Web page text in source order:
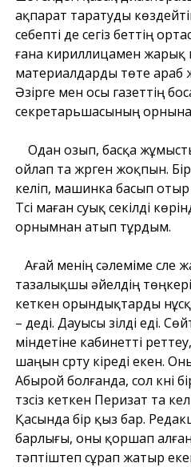
ақпарат таратуды
себепті де сегіз беттің
ғана кириллицамен жарық
материалдарды төте араб
Әзірге мен осы газеттің
секретарьшасының
Одан озып, басқа
ойлап та жүрген жоқпын.
келіп, машинка басып отыр
Түсі маған суық секілді
орнымнан атып тұрдым.
Ағай менің сәлеміме сүле
тазалықшы әйелдің
кеткен орындықтарды
– деді. Дауысы зілді еді.
міндетіне кабинетті
шаңын сүрту кіреді екен.
Абырой болғанда, сол күні
түзсіз кеткен Перизат та
Қасында бір қыз бар.
барлығы, оны қоршап
тәптіштеп сұрап жатыр